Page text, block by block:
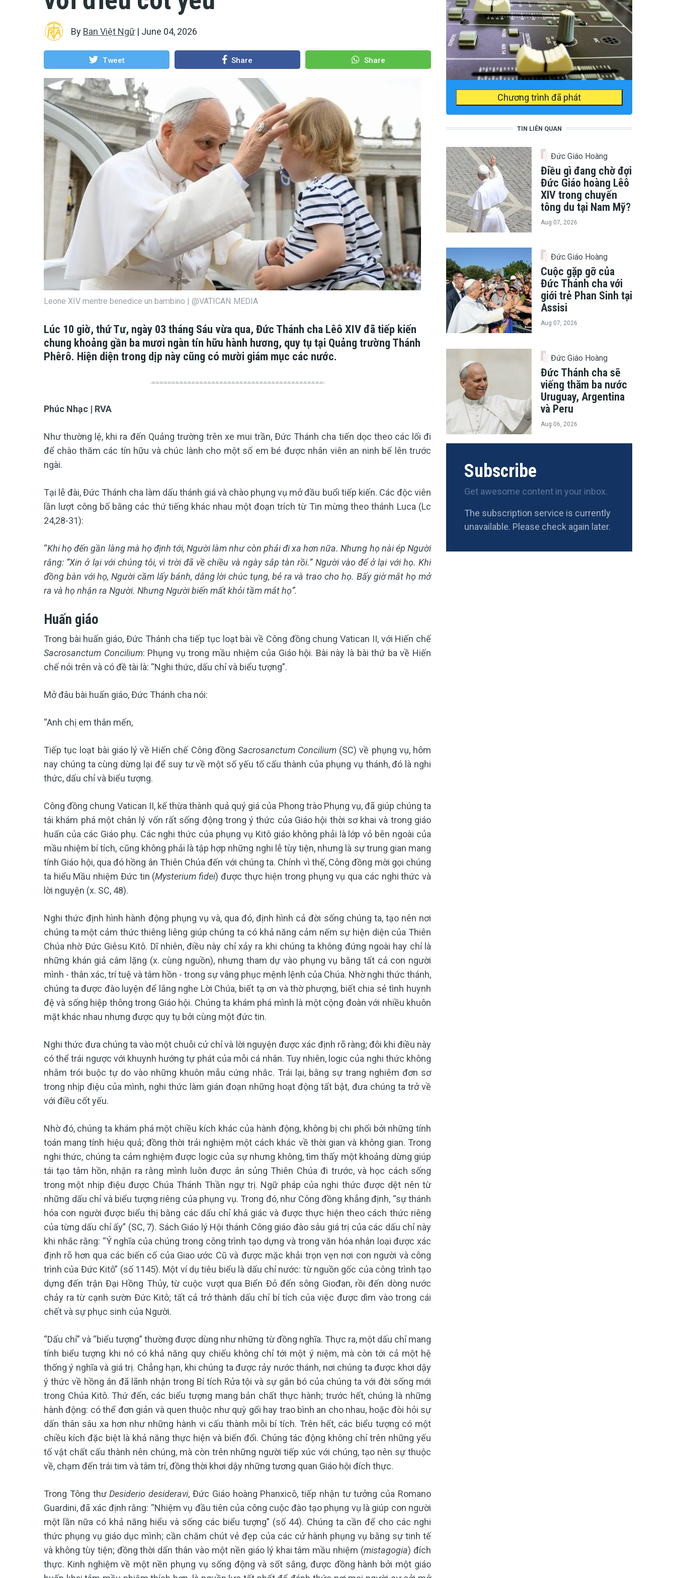
By Ban Việt Ngữ| June 04, 2026
Tweet Share Share
Leone XIV mentre benedice un bambino | @VATICAN MEDIA
Lúc 10 giờ, thứ Tư, ngày 03 tháng Sáu vừa qua, Đức Thánh cha Lêô XIV đã tiếp kiến
chung khoảng gần ba mươi ngàn tín hữu hành hương, quy tụ tại Quảng trường Thánh
Phêrô. Hiện diện trong dịp này cũng có mười giám mục các nước.
Phúc Nhạc | RVA
Như thường lệ, khi ra đến Quảng trường trên xe mui trần, Đức Thánh cha tiến dọc theo các lối đi
để chào thăm các tín hữu và chúc lành cho một số em bé được nhân viên an ninh bế lên trước
ngài.
Tại lễ đài, Đức Thánh cha làm dấu thánh giá và chào phụng vụ mở đầu buổi tiếp kiến. Các độc viên
lần lượt công bố bằng các thứ tiếng khác nhau một đoạn trích từ Tin mừng theo thánh Luca (Lc
24,28-31):
“Khi họ đến gần làng mà họ định tới, Người làm như còn phải đi xa hơn nữa. Nhưng họ nài ép Người
rằng: “Xin ở lại với chúng tôi, vì trời đã về chiều và ngày sắp tàn rồi.” Người vào để ở lại với họ. Khi
đồng bàn với họ, Người cầm lấy bánh, dâng lời chúc tụng, bẻ ra và trao cho họ. Bấy giờ mắt họ mở
ra và họ nhận ra Người. Nhưng Người biến mất khỏi tầm mắt họ”.
Huấn giáo
Trong bài huấn giáo, Đức Thánh cha tiếp tục loạt bài về Công đồng chung Vatican II, với Hiến chế
Sacrosanctum Concilium: Phụng vụ trong mầu nhiệm của Giáo hội. Bài này là bài thứ ba về Hiến
chế nói trên và có đề tài là: “Nghi thức, dấu chỉ và biểu tượng”.
Mở đâu bài huấn giáo, Đức Thánh cha nói:
“Anh chị em thân mến,
Tiếp tục loạt bài giáo lý về Hiến chế Công đồng Sacrosanctum Concilium (SC) về phụng vụ, hôm
nay chúng ta cùng dừng lại để suy tư về một số yếu tố cấu thành của phụng vụ thánh, đó là nghi
thức, dấu chỉ và biểu tượng.
Công đồng chung Vatican II, kế thừa thành quả quý giá của Phong trào Phụng vụ, đã giúp chúng ta
tái khám phá một chân lý vốn rất sống động trong ý thức của Giáo hội thời sơ khai và trong giáo
huấn của các Giáo phụ. Các nghi thức của phụng vụ Kitô giáo không phải là lớp vỏ bên ngoài của
mầu nhiệm bí tích, cũng không phải là tập hợp những nghi lễ tùy tiện, nhưng là sự trung gian mang
tính Giáo hội, qua đó hồng ân Thiên Chúa đến với chúng ta. Chính vì thế, Công đồng mời gọi chúng
ta hiểu Mầu nhiệm Đức tin (Mysterium fidei) được thực hiện trong phụng vụ qua các nghi thức và
lời nguyện (x. SC, 48).
Nghi thức định hình hành động phụng vụ và, qua đó, định hình cả đời sống chúng ta, tạo nên nơi
chúng ta một cảm thức thiêng liêng giúp chúng ta có khả năng cảm nếm sự hiện diện của Thiên
Chúa nhờ Đức Giêsu Kitô. Dĩ nhiên, điều này chỉ xảy ra khi chúng ta không đứng ngoài hay chỉ là
những khán giả câm lặng (x. cùng nguồn), nhưng tham dự vào phụng vụ bằng tất cả con người
mình - thân xác, trí tuệ và tâm hồn - trong sự vâng phục mệnh lệnh của Chúa. Nhờ nghi thức thánh,
chúng ta được đào luyện để lắng nghe Lời Chúa, biết tạ ơn và thờ phượng, biết chia sẻ tình huynh
đệ và sống hiệp thông trong Giáo hội. Chúng ta khám phá mình là một cộng đoàn với nhiều khuôn
mặt khác nhau nhưng được quy tụ bởi cùng một đức tin.
Nghi thức đưa chúng ta vào một chuỗi cử chỉ và lời nguyện được xác định rõ ràng; đôi khi điều này
có thể trái ngược với khuynh hướng tự phát của mỗi cá nhân. Tuy nhiên, logic của nghi thức không
nhằm trói buộc tự do vào những khuôn mẫu cứng nhắc. Trái lại, bằng sự trang nghiêm đơn sơ
trong nhịp điệu của mình, nghi thức làm gián đoạn những hoạt động tất bật, đưa chúng ta trở về
với điều cốt yếu.
Nhờ đó, chúng ta khám phá một chiều kích khác của hành động, không bị chi phối bởi những tính
toán mang tính hiệu quả; đồng thời trải nghiệm một cách khác về thời gian và không gian. Trong
nghi thức, chúng ta cảm nghiệm được logic của sự nhưng không, tìm thấy một khoảng dừng giúp
tái tạo tâm hồn, nhận ra rằng mình luôn được ân sủng Thiên Chúa đi trước, và học cách sống
trong một nhịp điệu được Chúa Thánh Thần ngự trị. Ngữ pháp của nghi thức được dệt nên từ
những dấu chỉ và biểu tượng riêng của phụng vụ. Trong đó, như Công đồng khẳng định, “sự thánh
hóa con người được biểu thị bằng các dấu chỉ khả giác và được thực hiện theo cách thức riêng
của từng dấu chỉ ấy” (SC, 7). Sách Giáo lý Hội thánh Công giáo đào sâu giá trị của các dấu chỉ này
khi nhắc rằng: “Ý nghĩa của chúng trong công trình tạo dựng và trong văn hóa nhân loại được xác
định rõ hơn qua các biến cố của Giao ước Cũ và được mặc khải trọn vẹn nơi con người và công
trình của Đức Kitô” (số 1145). Một ví dụ tiêu biểu là dấu chỉ nước: từ nguồn gốc của công trình tạo
dựng đến trận Đại Hồng Thủy, từ cuộc vượt qua Biển Đỏ đến sông Giođan, rồi đến dòng nước
chảy ra từ cạnh sườn Đức Kitô; tất cả trở thành dấu chỉ bí tích của việc được dìm vào trong cái
chết và sự phục sinh của Người.
“Dấu chỉ” và “biểu tượng” thường được dùng như những từ đồng nghĩa. Thực ra, một dấu chỉ mang
tính biểu tượng khi nó có khả năng quy chiếu không chỉ tới một ý niệm, mà còn tới cả một hệ
thống ý nghĩa và giá trị. Chẳng hạn, khi chúng ta được rảy nước thánh, nơi chúng ta được khơi dậy
ý thức về hồng ân đã lãnh nhận trong Bí tích Rửa tội và sự gắn bó của chúng ta với đời sống mới
trong Chúa Kitô. Thứ đến, các biểu tượng mang bản chất thực hành; trước hết, chúng là những
hành động: có thể đơn giản và quen thuộc như quỳ gối hay trao bình an cho nhau, hoặc đòi hỏi sự
dấn thân sâu xa hơn như những hành vi cấu thành mỗi bí tích. Trên hết, các biểu tượng có một
chiều kích đặc biệt là khả năng thực hiện và biến đổi. Chúng tác động không chỉ trên những yếu
tố vật chất cấu thành nên chúng, mà còn trên những người tiếp xúc với chúng, tạo nên sự thuộc
về, chạm đến trái tim và tâm trí, đồng thời khơi dậy những tương quan Giáo hội đích thực.
Trong Tông thưDesiderio desideravi, Đức Giáo hoàng Phanxicô, tiếp nhận tư tưởng của Romano
Guardini, đã xác định rằng: “Nhiệm vụ đầu tiên của công cuộc đào tạo phụng vụ là giúp con người
một lần nữa có khả năng hiểu và sống các biểu tượng” (số 44). Chúng ta cần để cho các nghi
thức phụng vụ giáo dục mình; cần chăm chút vẻ đẹp của các cử hành phụng vụ bằng sự tinh tế
và không tùy tiện; đồng thời dấn thân vào một nền giáo lý khai tâm mầu nhiệm (mistagogia) đích
thực. Kinh nghiệm về một nền phụng vụ sống động và sốt sắng, được đồng hành bởi một giáo
Chương trình đã phát
TIN LIÊN QUAN
Đức Giáo Hoàng
Điều gì đang chờ đợi
Đức Giáo hoàng Lêô
XIV trong chuyến
tông du tại Nam Mỹ?
Aug 07, 2026
Đức Giáo Hoàng
Cuộc gặp gỡ của
Đức Thánh cha với
giới trẻ Phan Sinh tại
Assisi
Aug 07, 2026
Đức Giáo Hoàng
Đức Thánh cha sẽ
viếng thăm ba nước
Uruguay, Argentina
và Peru
Aug 06, 2026
Subscribe
Get awesome content in your inbox.
The subscription service is currently
unavailable. Please check again later.